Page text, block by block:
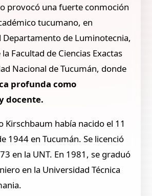
provocó una fuerte conmoción
tucumano, en
Departamento de Luminotecnia,
Facultad de Ciencias Exactas
Nacional de Tucumán, donde
profunda como
docente.
Kirschbaum había nacido el 11
1944 en Tucumán. Se licenció
en la UNT. En 1981, se graduó
en la Universidad Técnica